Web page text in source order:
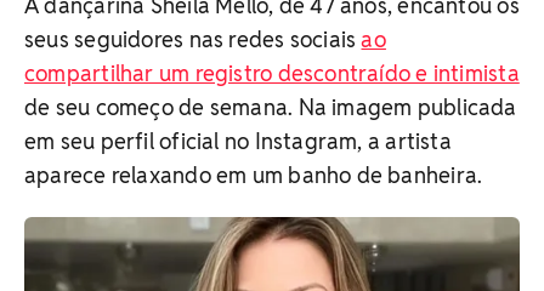
seus seguidores nas redes sociaisao
compartilhar um registro descontraído e intimista
de seu começo de semana. Na imagem publicada
em seu perfil oficial no Instagram, a artista
aparece relaxando em um banho de banheira.